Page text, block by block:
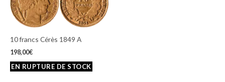
10 francs Cérès 1849 A
198,00€